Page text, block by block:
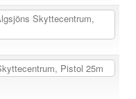
Skyttecentrum,
Pistol 25m